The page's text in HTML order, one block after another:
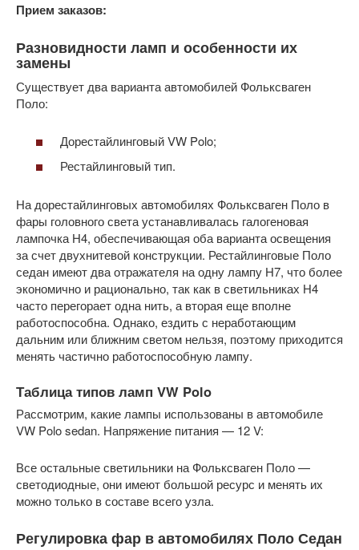
Прием заказов:
Разновидности ламп и особенности их
замены
Существует два варианта автомобилей Фольксваген
Поло:
Дорестайлинговый VW Polo;
Рестайлинговый тип.
На дорестайлинговых автомобилях Фольксваген Поло в
фары головного света устанавливалась галогеновая
лампочка Н4, обеспечивающая оба варианта освещения
за счет двухнитевой конструкции. Рестайлинговые Поло
седан имеют два отражателя на одну лампу Н7, что более
экономично и рационально, так как в светильниках Н4
часто перегорает одна нить, а вторая еще вполне
работоспособна. Однако, ездить с неработающим
дальним или ближним светом нельзя, поэтому приходится
менять частично работоспособную лампу.
Таблица типов ламп VW Polo
Рассмотрим, какие лампы использованы в автомобиле
VW Polo sedan. Напряжение питания — 12 V:
Все остальные светильники на Фольксваген Поло —
светодиодные, они имеют большой ресурс и менять их
можно только в составе всего узла.
Регулировка фар в автомобилях Поло Седан